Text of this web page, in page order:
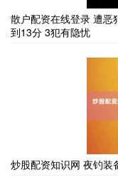
散户配资在线登录 遭恶
到13分 3犯有隐忧
炒股配资知识网 夜钓装